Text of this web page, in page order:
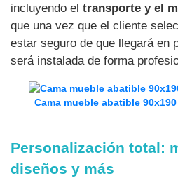
incluyendo el transporte y el
que una vez que el cliente
estar seguro de que llegará en
será instalada de forma
Cama mueble abatible
Personalización total:
diseños y más